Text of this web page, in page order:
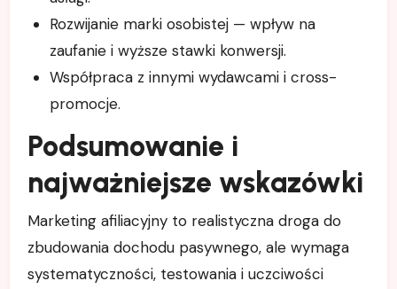
Rozwijanie marki osobistej — wpływ na
zaufanie i wyższe stawki konwersji.
Współpraca z innymi wydawcami i cross-
promocje.
Podsumowanie i
najważniejsze wskazówki
Marketing afiliacyjny to realistyczna droga do
zbudowania dochodu pasywnego, ale wymaga
systematyczności, testowania i uczciwości